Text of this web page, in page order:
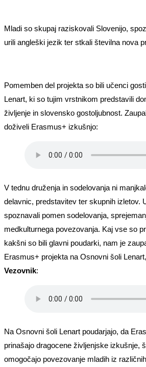
Mladi so skupaj raziskovali Slovenijo,
urili angleški jezik ter stkali številna nova
Pomemben del projekta so bili učenci
Lenart, ki so tujim vrstnikom predstavili
življenje in slovensko gostoljubnost.
doživeli Erasmus+ izkušnjo:
V tednu druženja in sodelovanja ni
delavnic, predstavitev ter skupnih izletov.
spoznavali pomen sodelovanja,
medkulturnega povezovanja. Kaj vse so
kakšni so bili glavni poudarki, nam je
Erasmus+ projekta na Osnovni šoli Lenart,
Vezovnik:
Na Osnovni šoli Lenart poudarjajo, da
prinašajo dragocene življenjske izkušnje,
omogočajo povezovanje mladih iz